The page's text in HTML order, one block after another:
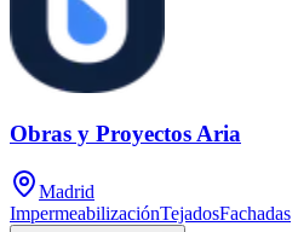
Obras y Proyectos Aria
Madrid
ImpermeabilizaciónTejadosFachadas